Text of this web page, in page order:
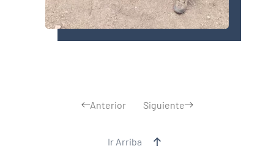
Anterior Siguiente
Ir Arriba